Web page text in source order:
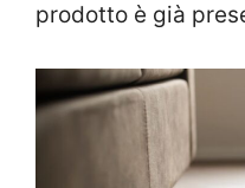
prodotto è già